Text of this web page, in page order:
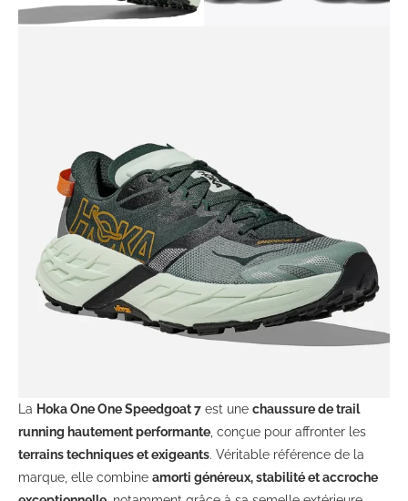
La Hoka One One Speedgoat 7 est une chaussure de trail
running hautement performante, conçue pour affronter les
terrains techniques et exigeants. Véritable référence de la
marque, elle combine amorti généreux, stabilité et accroche